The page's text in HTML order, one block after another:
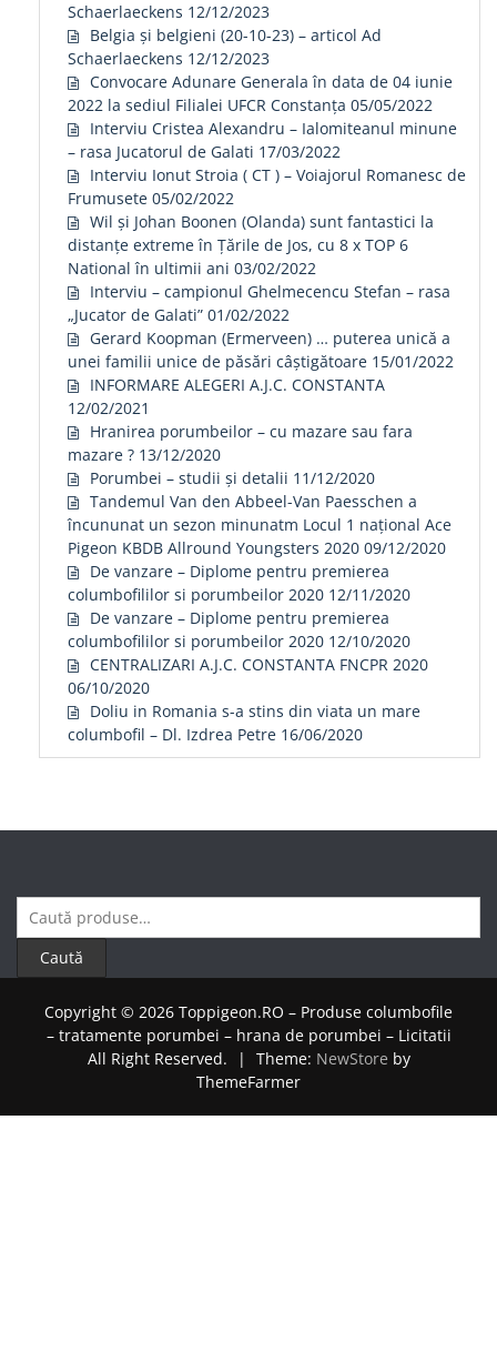
Schaerlaeckens 12/12/2023
Belgia și belgieni (20-10-23) – articol Ad
Schaerlaeckens 12/12/2023
Convocare Adunare Generala în data de 04 iunie
2022 la sediul Filialei UFCR Constanța 05/05/2022
Interviu Cristea Alexandru – Ialomiteanul minune
– rasa Jucatorul de Galati 17/03/2022
Interviu Ionut Stroia ( CT ) – Voiajorul Romanesc de
Frumusete 05/02/2022
Wil și Johan Boonen (Olanda) sunt fantastici la
distanțe extreme în Țările de Jos, cu 8 x TOP 6
National în ultimii ani 03/02/2022
Interviu – campionul Ghelmecencu Stefan – rasa
„Jucator de Galati” 01/02/2022
Gerard Koopman (Ermerveen) … puterea unică a
unei familii unice de păsări câștigătoare 15/01/2022
INFORMARE ALEGERI A.J.C. CONSTANTA
12/02/2021
Hranirea porumbeilor – cu mazare sau fara
mazare ? 13/12/2020
Porumbei – studii și detalii 11/12/2020
Tandemul Van den Abbeel-Van Paesschen a
încununat un sezon minunatm Locul 1 național Ace
Pigeon KBDB Allround Youngsters 2020 09/12/2020
De vanzare – Diplome pentru premierea
columbofililor si porumbeilor 2020 12/11/2020
De vanzare – Diplome pentru premierea
columbofililor si porumbeilor 2020 12/10/2020
CENTRALIZARI A.J.C. CONSTANTA FNCPR 2020
06/10/2020
Doliu in Romania s-a stins din viata un mare
columbofil – Dl. Izdrea Petre 16/06/2020
Caută
după:
Caută
Copyright © 2026 Toppigeon.RO – Produse columbofile
– tratamente porumbei – hrana de porumbei – Licitatii
All Right Reserved.
| Theme: NewStore by
ThemeFarmer